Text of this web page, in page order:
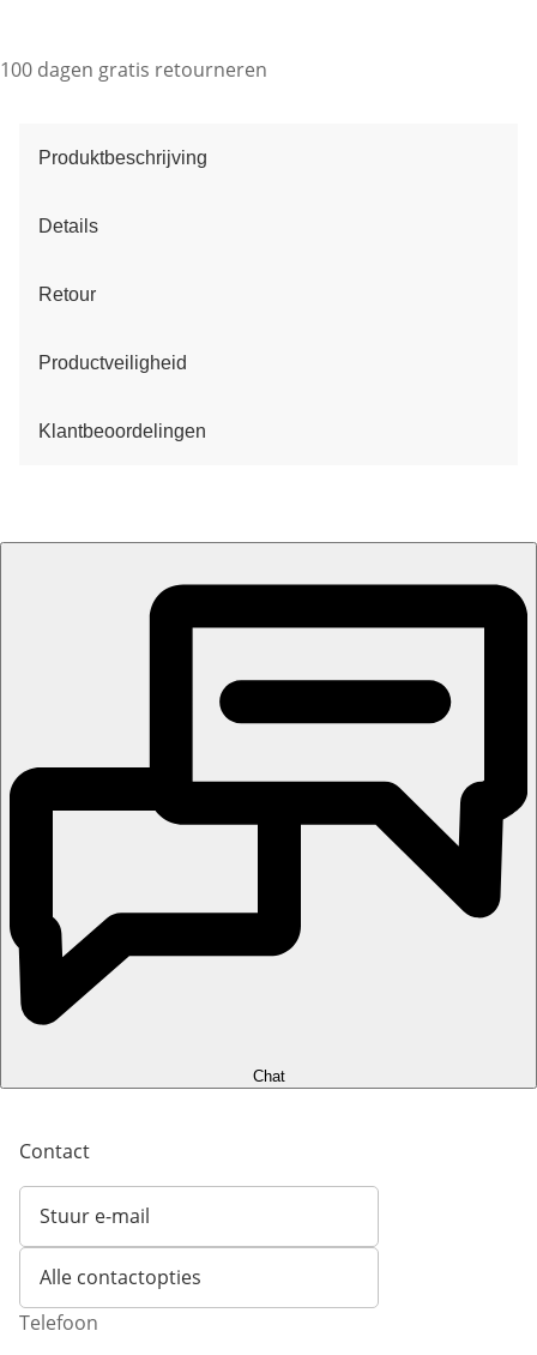
100 dagen gratis retourneren
Produktbeschrijving
Details
Retour
Productveiligheid
Klantbeoordelingen
Chat
Contact
Stuur e-mail
Opent e-mailclient
Alle contactopties
Telefoon